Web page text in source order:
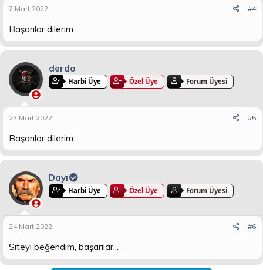
7 Mart 2022 #4
Başarılar dilerim.
derdo
Harbi Üye Özel Üye Forum Üyesi
23 Mart 2022 #5
Başarılar dilerim.
Dayı
Harbi Üye Özel Üye Forum Üyesi
24 Mart 2022 #6
Siteyi beğendim, başarılar...